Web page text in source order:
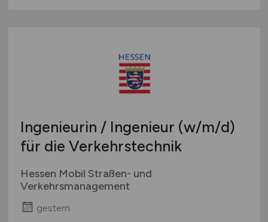
Ingenieurin / Ingenieur (w/m/d)
für die Verkehrstechnik
Hessen Mobil Straßen- und
Verkehrsmanagement
gestern